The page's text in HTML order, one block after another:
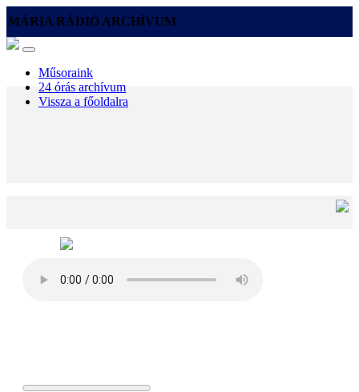
MÁRIA RÁDIÓ ARCHÍVUM
Műsoraink
24 órás archívum
Vissza a főoldalra